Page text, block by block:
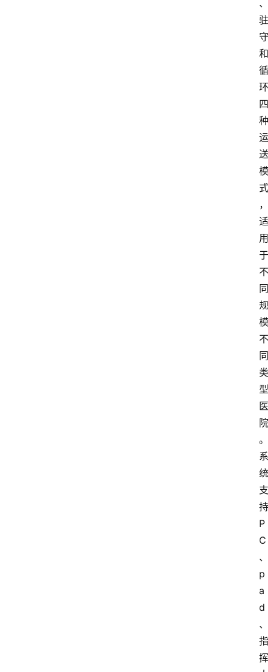
、
驻
守
和
循
环
四
种
运
送
模
式
，
适
用
于
不
同
规
模
不
同
类
型
医
院
。
系
统
支
持
P
C
、
p
a
d
、
指
挥